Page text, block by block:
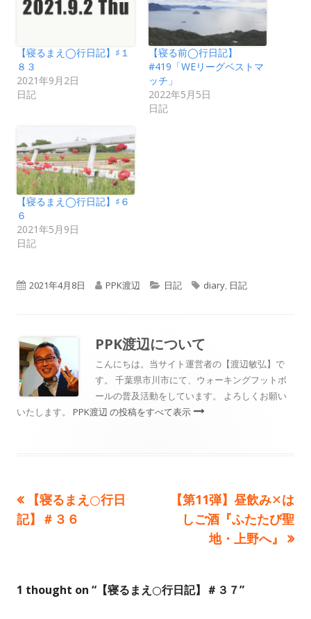
【寝るまえ◯行日記】♯１
８３
2021年9月2日
日記
【寝る前◯行日記】
#419「WEリーグベストマ
ッチ」
2022年5月5日
日記
【寝るまえ◯行日記】♯６
６
2021年5月9日
日記
公
2021年4月8日
作
PPK渡辺
カ
リ
ー
日記
タ
diary 日記
PPK渡辺について
こんにちは。当サイト運営者の【渡辺敏弘】で
す。 千葉県市川市にて、ウォーキングフットボ
ールの普及活動をしています。 よろしくお願い
いたします。 PPK渡辺 の投稿をすべて表示
投
稿
ビ
前
の
【寝るまえ○行日
記】＃３６
次
【第11弾】昼飲み✕は
しご酒『ふたたび聖
地・上野へ』
1 thought on “ 【寝るまえ○行日記】＃３７”